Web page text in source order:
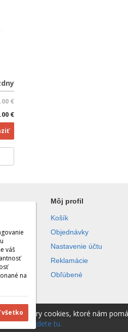
€
€
Môj profil
Košík
Objednávky
Nastavenie účtu
Reklamácie
Obľúbené
súbory cookies, ktoré nám
nájdete tu.
váš
na
všetko